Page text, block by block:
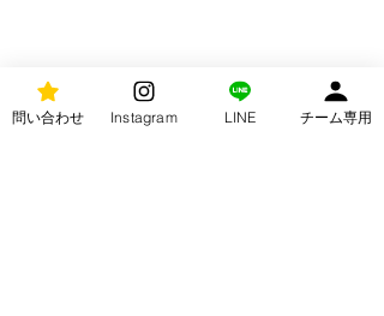
問い合わせ Instagram LINE チーム専用